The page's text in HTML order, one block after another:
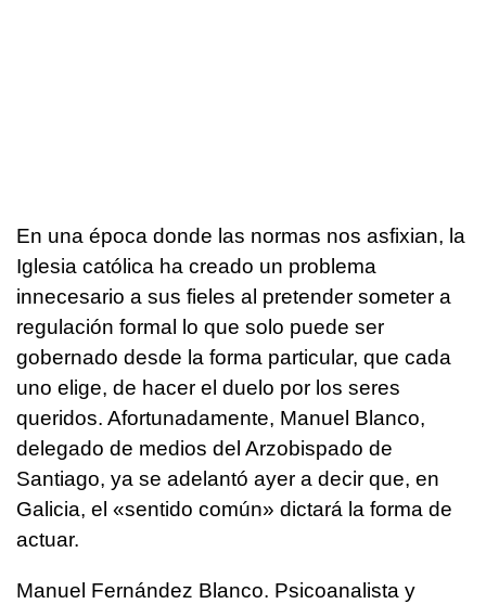
En una época donde las normas nos asfixian, la
Iglesia católica ha creado un problema
innecesario a sus fieles al pretender someter a
regulación formal lo que solo puede ser
gobernado desde la forma particular, que cada
uno elige, de hacer el duelo por los seres
queridos. Afortunadamente, Manuel Blanco,
delegado de medios del Arzobispado de
Santiago, ya se adelantó ayer a decir que, en
Galicia, el «sentido común» dictará la forma de
actuar.
Manuel Fernández Blanco. Psicoanalista y